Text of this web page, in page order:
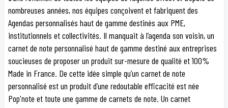
nombreuses années, nos équipes conçoivent et fabriquent des
Agendas personnalisés haut de gamme destinés aux PME,
institutionnels et collectivités. Il manquait à l’agenda son voisin, un
carnet de note personnalisé haut de gamme destiné aux entreprises
soucieuses de proposer un produit sur-mesure de qualité et 100%
Made in France. De cette idée simple qu’un carnet de note
personnalisé est un produit d’une redoutable efficacité est née
Pop'note et toute une gamme de carnets de note. Un carnet